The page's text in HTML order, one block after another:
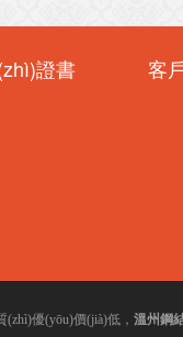
證書 客
優(yōu)價(jià)低， 溫州鋼